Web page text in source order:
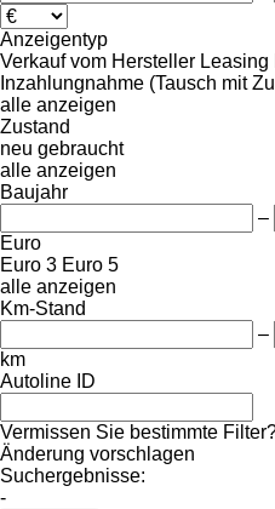
Anzeigentyp
Verkauf vom Hersteller Leasing
Inzahlungnahme (Tausch mit
alle anzeigen
Zustand
neu gebraucht
alle anzeigen
Baujahr
–
Euro
Euro 3 Euro 5
alle anzeigen
Km-Stand
–
km
Autoline ID
Vermissen Sie bestimmte
Änderung vorschlagen
Suchergebnisse:
-